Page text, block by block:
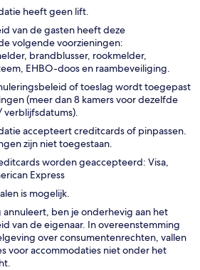
heeft geen lift.
van de gasten heeft deze
volgende voorzieningen:
brandblusser, rookmelder,
EHBO-doos en raambeveiliging.
of toeslag wordt toegepast
(meer dan 8 kamers voor dezelfde
verblijfsdatums).
accepteert creditcards of pinpassen.
zijn niet toegestaan.
worden geaccepteerd: Visa,
Express
is mogelijk.
annuleert, ben je onderhevig aan het
van de eigenaar. In overeenstemming
over consumentenrechten, vallen
voor accommodaties niet onder het